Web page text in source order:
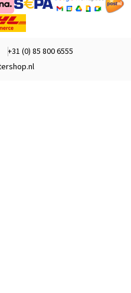
+31 (0) 85 800 6555